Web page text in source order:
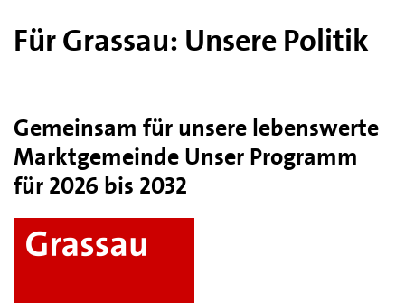
Für Grassau: Unsere Politik
Gemeinsam für unsere lebenswerte
Marktgemeinde Unser Programm
für 2026 bis 2032